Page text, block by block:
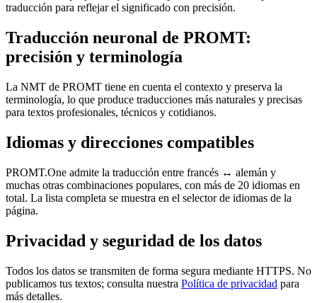
traducción para reflejar el significado con precisión.
Traducción neuronal de PROMT:
precisión y terminología
La NMT de PROMT tiene en cuenta el contexto y preserva la
terminología, lo que produce traducciones más naturales y precisas
para textos profesionales, técnicos y cotidianos.
Idiomas y direcciones compatibles
PROMT.One admite la traducción entre francés ↔ alemán y
muchas otras combinaciones populares, con más de 20 idiomas en
total. La lista completa se muestra en el selector de idiomas de la
página.
Privacidad y seguridad de los datos
Todos los datos se transmiten de forma segura mediante HTTPS. No
publicamos tus textos; consulta nuestra Política de privacidad para
más detalles.